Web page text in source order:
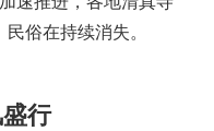
俗在持续消失。
行